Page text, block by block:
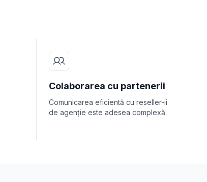
Colaborarea cu partenerii
Comunicarea eficientă cu reseller-ii
de agenție este adesea complexă.